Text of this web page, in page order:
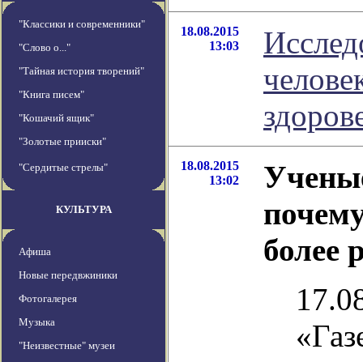
"Классики и современники"
"Слово о..."
"Тайная история творений"
"Книга писем"
"Кошачий ящик"
"Золотые прииски"
"Сердитые стрелы"
КУЛЬТУРА
Афиша
Новые передвжиники
Фотогалерея
Музыка
"Неизвестные" музеи
18.08.2015
13:03
18.08.2015
13:02
более